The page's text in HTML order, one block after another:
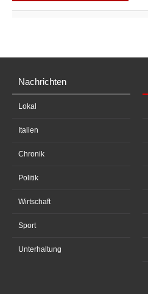
Nachrichten
Lokal
Italien
Chronik
Politik
Wirtschaft
Sport
Unterhaltung